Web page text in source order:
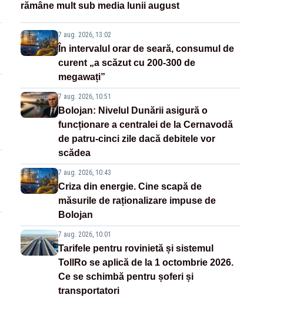
rămâne mult sub media lunii august
7 aug. 2026, 13:02
În intervalul orar de seară, consumul de
curent „a scăzut cu 200-300 de
megawați”
7 aug. 2026, 10:51
Bolojan: Nivelul Dunării asigură o
funcționare a centralei de la Cernavodă
de patru-cinci zile dacă debitele vor
scădea
7 aug. 2026, 10:43
Criza din energie. Cine scapă de
măsurile de raționalizare impuse de
Bolojan
7 aug. 2026, 10:01
Tarifele pentru rovinietă și sistemul
TollRo se aplică de la 1 octombrie 2026.
Ce se schimbă pentru șoferi și
transportatori